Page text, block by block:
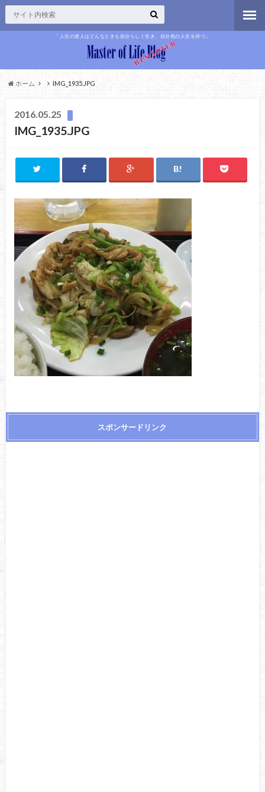
「人生の達人はどんなときも自分らしく生き、自分色の人生を持つ」
ホーム IMG_1935.JPG
2016.05.25
IMG_1935.JPG
スポンサードリンク